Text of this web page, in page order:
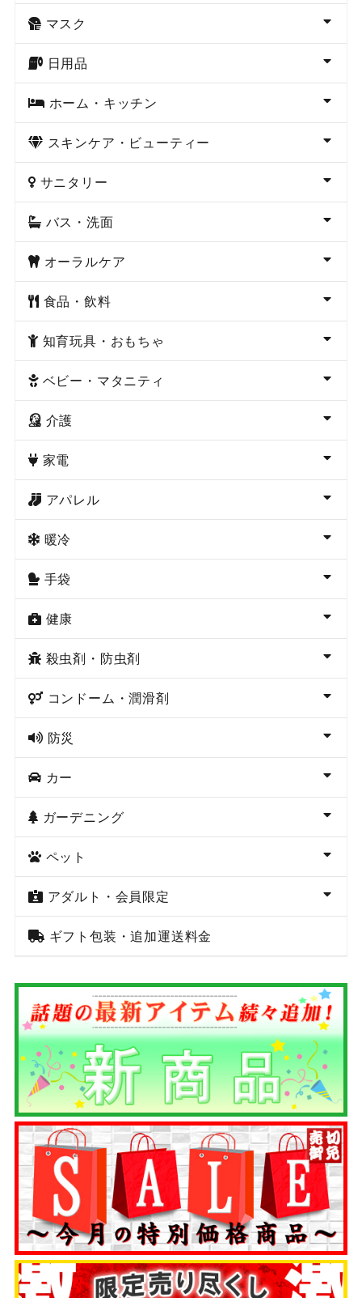
マスク
日用品
ホーム・キッチン
スキンケア・ビューティー
サニタリー
バス・洗面
オーラルケア
食品・飲料
知育玩具・おもちゃ
ベビー・マタニティ
介護
家電
アパレル
暖冷
手袋
健康
殺虫剤・防虫剤
コンドーム・潤滑剤
防災
カー
ガーデニング
ペット
アダルト・会員限定
ギフト包装・追加運送料金